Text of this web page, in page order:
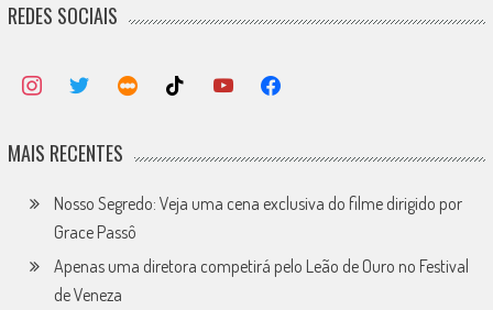
REDES SOCIAIS
MAIS RECENTES
Nosso Segredo: Veja uma cena exclusiva do filme dirigido por
Grace Passô
Apenas uma diretora competirá pelo Leão de Ouro no Festival
de Veneza